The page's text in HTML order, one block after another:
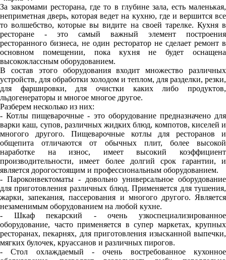
За закромами ресторана, где то в глубине зала, есть маленькая,
неприметная дверь, которая ведет на кухню, где и вершится все
то волшебство, которые вы видите на своей тарелке. Кухня в
ресторане - это самый важный элемент построения
ресторанного бизнеса, не один ресторатор не сделает ремонт в
основном помещении, пока кухня не будет оснащена
высококлассным оборудованием.
В состав этого оборудования входит множество различных
устройств, для обработки холодом и теплом, для разделки, резки,
для фаршировки, для очистки каких либо продуктов,
льдогенераторы и многое многое другое.
Разберем несколько из них:
- Котлы пищеварочные - это оборудование предназначено для
варки каш, супов, различных жидких блюд, компотов, киселей и
многого другого. Пищеварочные котлы для ресторанов и
общепита отличаются от обычных плит, более высокой
наработке на износ, имеет высокий коэффициент
производительности, имеет более долгий срок гарантии, и
является дорогостоящим и профессиональным оборудованием.
- Пароконвектоматы - довольно универсальное оборудование
для приготовления различных блюд. Применяется для тушения,
жарки, запекания, пассерования и многого другого. Является
незаменимым оборудованием на любой кухне.
- Шкаф пекарский - очень узкоспециализированное
оборудование, часто применяется в супер маркетах, крупных
ресторанах, пекарнях, для приготовления изысканной выпечки,
мягких булочек, круассанов и различных пирогов.
- Стол охлаждаемый - очень востребованное кухонное